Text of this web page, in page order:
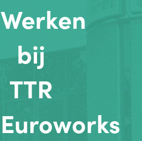
Werken
bij
TTR
Euroworks